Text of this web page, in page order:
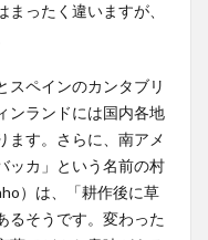
ったく違いますが、
ペインのカンタブリ
ンランドには国内各地
ます。さらに、南アメ
ッカ」という名前の村
）は、「耕作後に草
るそうです。変わった